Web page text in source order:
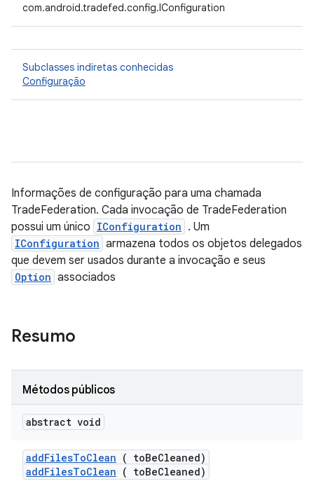
com.android.tradefed.config.IConfiguration
Subclasses indiretas conhecidas
Configuração
Informações de configuração para uma chamada
TradeFederation. Cada invocação de TradeFederation
possui um único IConfiguration . Um
IConfiguration armazena todos os objetos delegados
que devem ser usados ​​durante a invocação e seus
Option associados
Resumo
Métodos públicos
abstract void
addFilesToClean ( toBeCleaned)
addFilesToClean ( toBeCleaned)